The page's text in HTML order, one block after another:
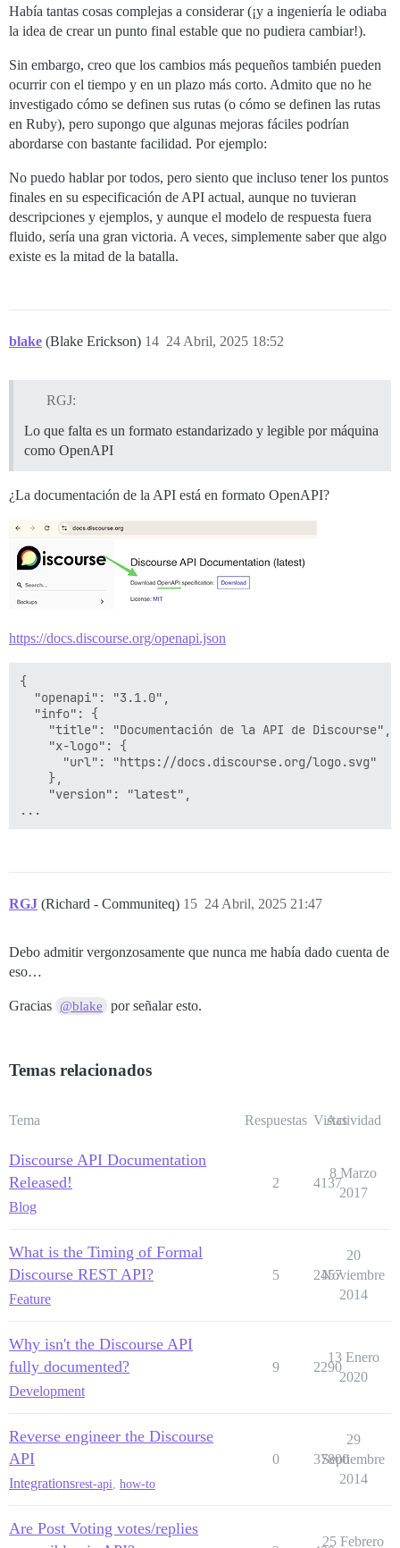
Había tantas cosas complejas a considerar (¡y a ingeniería le odiaba
la idea de crear un punto final estable que no pudiera cambiar!).
Sin embargo, creo que los cambios más pequeños también pueden
ocurrir con el tiempo y en un plazo más corto. Admito que no he
investigado cómo se definen sus rutas (o cómo se definen las rutas
en Ruby), pero supongo que algunas mejoras fáciles podrían
abordarse con bastante facilidad. Por ejemplo:
No puedo hablar por todos, pero siento que incluso tener los puntos
finales en su especificación de API actual, aunque no tuvieran
descripciones y ejemplos, y aunque el modelo de respuesta fuera
fluido, sería una gran victoria. A veces, simplemente saber que algo
existe es la mitad de la batalla.
blake (Blake Erickson) 24 Abril, 2025 18:52
14
RGJ:
Lo que falta es un formato estandarizado y legible por máquina
como OpenAPI
¿La documentación de la API está en formato OpenAPI?
https://docs.discourse.org/openapi.json
{
  "openapi": "3.1.0",
  "info": {
    "title": "Documentación de la API de Discourse",
    "x-logo": {
      "url": "https://docs.discourse.org/logo.svg"
    },
    "version": "latest",
RGJ (Richard - Communiteq) 24 Abril, 2025 21:47
15
Debo admitir vergonzosamente que nunca me había dado cuenta de
eso…
Gracias @blake por señalar esto.
Temas relacionados
Tema Respuestas Vistas
Actividad
Discourse API Documentation
Released!
Blog
2 4137
8 Marzo
2017
What is the Timing of Formal
Discourse REST API?
Feature
5 2457
20
Noviembre
2014
Why isn't the Discourse API
fully documented?
Development
9 2290
13 Enero
2020
Reverse engineer the Discourse
API
Integrationsrest-api how-to
0 37800
29
Septiembre
2014
Are Post Voting votes/replies
25 Febrero